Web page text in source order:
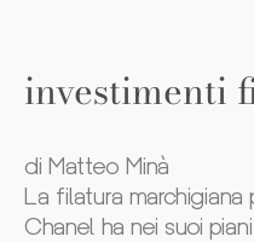
investimenti
di Matteo Minà
La filatura
Chanel ha nei suoi